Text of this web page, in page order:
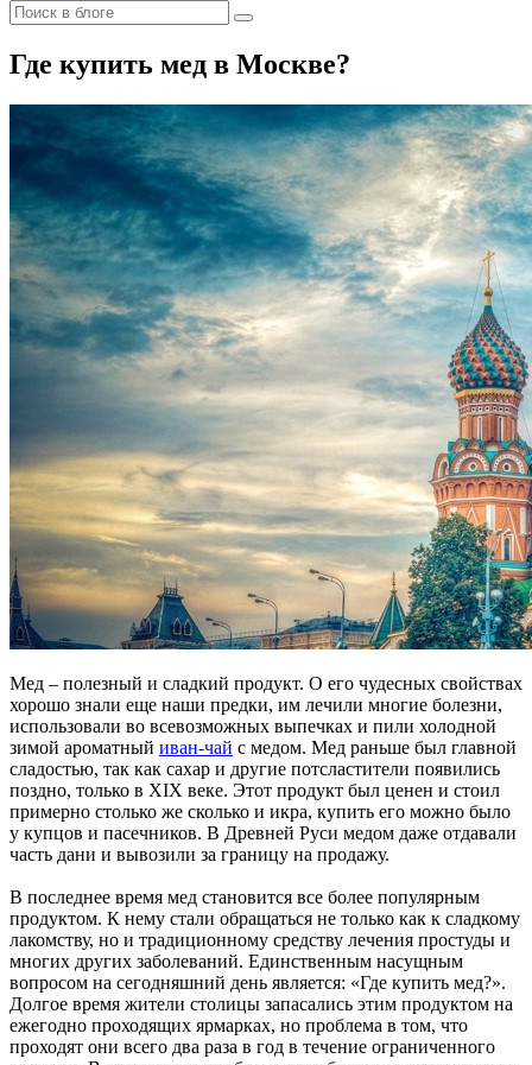
Где купить мед в Москве?
Мед – полезный и сладкий продукт. О его чудесных свойствах
хорошо знали еще наши предки, им лечили многие болезни,
использовали во всевозможных выпечках и пили холодной
зимой ароматный иван-чай с медом. Мед раньше был главной
сладостью, так как сахар и другие потсластители появились
поздно, только в XIX веке. Этот продукт был ценен и стоил
примерно столько же сколько и икра, купить его можно было
у купцов и пасечников. В Древней Руси медом даже отдавали
часть дани и вывозили за границу на продажу.
В последнее время мед становится все более популярным
продуктом. К нему стали обращаться не только как к сладкому
лакомству, но и традиционному средству лечения простуды и
многих других заболеваний. Единственным насущным
вопросом на сегодняшний день является: «Где купить мед?».
Долгое время жители столицы запасались этим продуктом на
ежегодно проходящих ярмарках, но проблема в том, что
проходят они всего два раза в год в течение ограниченного